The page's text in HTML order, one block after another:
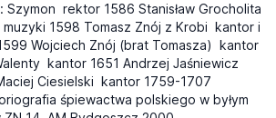
 rektor 1586 Stanisław Grocholita
muzyki 1598 Tomasz Znój z Krobi  kantor i
Wojciech Znój (brat Tomasza)  kantor
 kantor 1651 Andrzej Jaśniewicz 
Ciesielski  kantor 1759-1707
śpiewactwa polskiego w byłym